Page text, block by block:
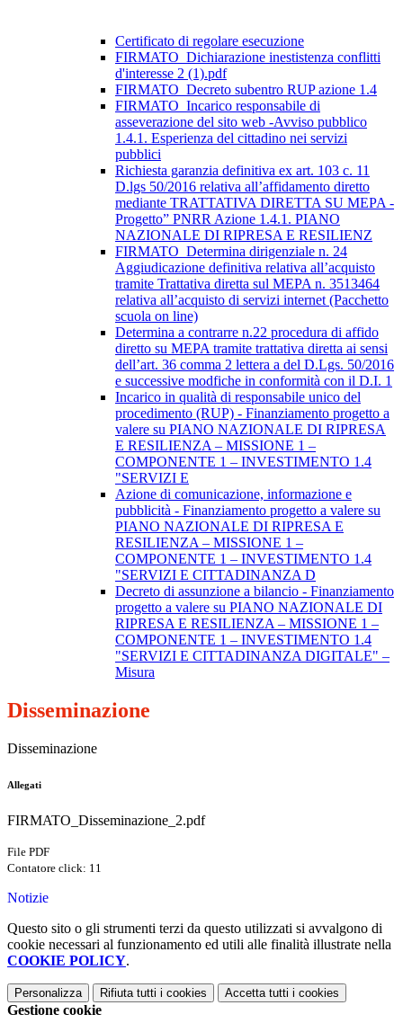
Certificato di regolare esecuzione
FIRMATO_Dichiarazione inestistenza conflitti
d'interesse 2 (1).pdf
FIRMATO_Decreto subentro RUP azione 1.4
FIRMATO_Incarico responsabile di
asseverazione del sito web -Avviso pubblico
1.4.1. Esperienza del cittadino nei servizi
pubblici
Richiesta garanzia definitiva ex art. 103 c. 11
D.lgs 50/2016 relativa all’affidamento diretto
mediante TRATTATIVA DIRETTA SU MEPA -
Progetto” PNRR Azione 1.4.1. PIANO
NAZIONALE DI RIPRESA E RESILIENZ
FIRMATO_Determina dirigenziale n. 24
Aggiudicazione definitiva relativa all’acquisto
tramite Trattativa diretta sul MEPA n. 3513464
relativa all’acquisto di servizi internet (Pacchetto
scuola on line)
Determina a contrarre n.22 procedura di affido
diretto su MEPA tramite trattativa diretta ai sensi
dell’art. 36 comma 2 lettera a del D.Lgs. 50/2016
e successive modfiche in conformità con il D.I. 1
Incarico in qualità di responsabile unico del
procedimento (RUP) - Finanziamento progetto a
valere su PIANO NAZIONALE DI RIPRESA
E RESILIENZA – MISSIONE 1 –
COMPONENTE 1 – INVESTIMENTO 1.4
"SERVIZI E
Azione di comunicazione, informazione e
pubblicità - Finanziamento progetto a valere su
PIANO NAZIONALE DI RIPRESA E
RESILIENZA – MISSIONE 1 –
COMPONENTE 1 – INVESTIMENTO 1.4
"SERVIZI E CITTADINANZA D
Decreto di assunzione a bilancio - Finanziamento
progetto a valere su PIANO NAZIONALE DI
RIPRESA E RESILIENZA – MISSIONE 1 –
COMPONENTE 1 – INVESTIMENTO 1.4
"SERVIZI E CITTADINANZA DIGITALE" –
Misura
Disseminazione
Disseminazione
Allegati
FIRMATO_Disseminazione_2.pdf
File PDF
Contatore click: 11
Notizie
Questo sito o gli strumenti terzi da questo utilizzati si avvalgono di
cookie necessari al funzionamento ed utili alle finalità illustrate nella
COOKIE POLICY.
Personalizza Rifiuta tutti i cookies Accetta tutti i cookies
Gestione cookie